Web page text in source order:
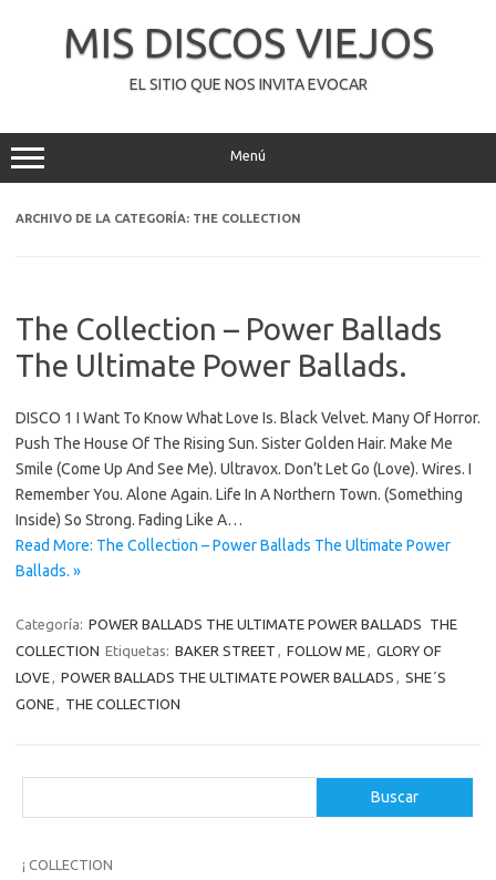
contenidoMIS DISCOS VIEJOS
EL SITIO QUE NOS INVITA EVOCAR
Menú
ARCHIVO DE LA CATEGORÍA: THE COLLECTION
The Collection – Power Ballads
The Ultimate Power Ballads.
DISCO 1 I Want To Know What Love Is. Black Velvet. Many Of Horror.
Push The House Of The Rising Sun. Sister Golden Hair. Make Me
Smile (Come Up And See Me). Ultravox. Don’t Let Go (Love). Wires. I
Remember You. Alone Again. Life In A Northern Town. (Something
Inside) So Strong. Fading Like A…
Read More: The Collection – Power Ballads The Ultimate Power
Ballads. »
Categoría: POWER BALLADS THE ULTIMATE POWER BALLADS
THE
COLLECTION Etiquetas: BAKER STREET , FOLLOW ME, GLORY OF
LOVE, POWER BALLADS THE ULTIMATE POWER BALLADS , SHE´S
GONE, THE COLLECTION
a
Buscar
¡ COLLECTION